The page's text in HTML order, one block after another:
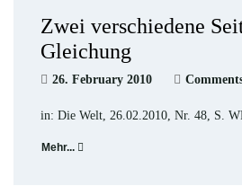
Zwei verschiedene
Gleichung
26. February 2010
in: Die Welt, 26.02.2010, Nr. 48, S.
Mehr...